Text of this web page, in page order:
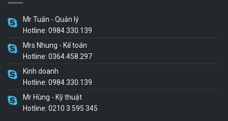
Mr Tuấn - Quản lý
Hotline: 0984.330.139
Mrs Nhung - Kế toán
Hotline: 0364.458.297
Kinh doanh
Hotline: 0984.330.139
Mr Hùng - Kỹ thuật
Hotline: 0210 3 595 345